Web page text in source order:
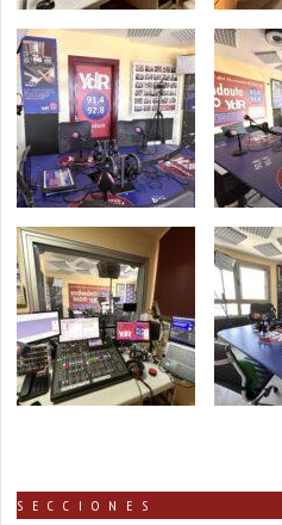
SECCIONES